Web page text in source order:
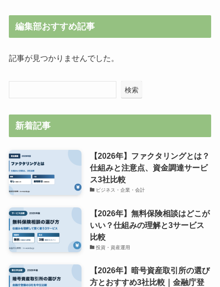
編集部おすすめ記事
記事が見つかりませんでした。
検索
新着記事
【2026年】ファクタリングとは？
仕組みと注意点、資金調達サービ
ス3社比較
ビジネス・企業・会計
【2026年】無料保険相談はどこが
いい？仕組みの理解と3サービス
比較
投資・資産運用
【2026年】暗号資産取引所の選び
方とおすすめ3社比較｜金融庁登